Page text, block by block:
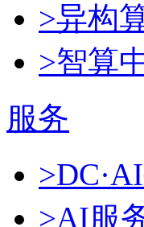
>异构
>智算
服务
>AI服